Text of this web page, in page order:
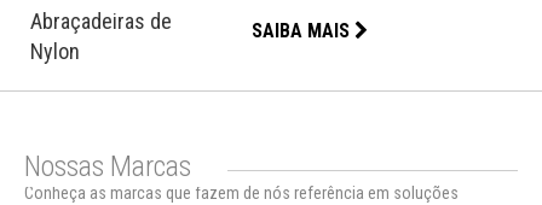
Abraçadeiras de
Nylon
SAIBA MAIS
Nossas Marcas
Conheça as marcas que fazem de nós referência em soluções